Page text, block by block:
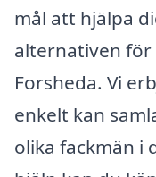
mål att hjälpa
alternativen
Forsheda. Vi
enkelt kan
olika fackmän i